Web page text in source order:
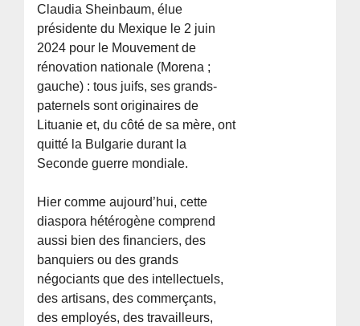
Claudia Sheinbaum, élue
présidente du Mexique le 2 juin
2024 pour le Mouvement de
rénovation nationale (Morena ;
gauche) : tous juifs, ses grands-
paternels sont originaires de
Lituanie et, du côté de sa mère, ont
quitté la Bulgarie durant la
Seconde guerre mondiale.
Hier comme aujourd’hui, cette
diaspora hétérogène comprend
aussi bien des financiers, des
banquiers ou des grands
négociants que des intellectuels,
des artisans, des commerçants,
des employés, des travailleurs,